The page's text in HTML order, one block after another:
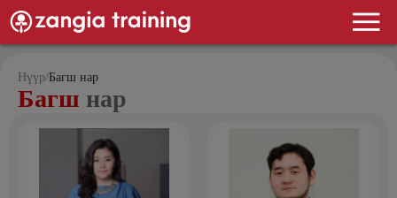
Нүүр/Багш нар
Багш нар